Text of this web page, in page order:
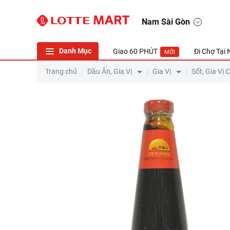
Nam Sài Gòn
Danh Mục Giao 60 PHÚT MỚI Đi Chợ Tại
Trang chủ Dầu Ăn, Gia Vị Gia Vị Sốt, Gia Vị